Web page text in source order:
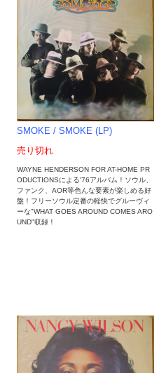
SMOKE / SMOKE (LP)
売り切れ
WAYNE HENDERSON FOR AT-HOME PR
ODUCTIONSによる'76アルバム！ソウル、
ファンク、AOR等色んな要素が楽しめる好
盤！フリーソウル定番の軽快でグルーヴィ
ーな"WHAT GOES AROUND COMES ARO
UND"収録！